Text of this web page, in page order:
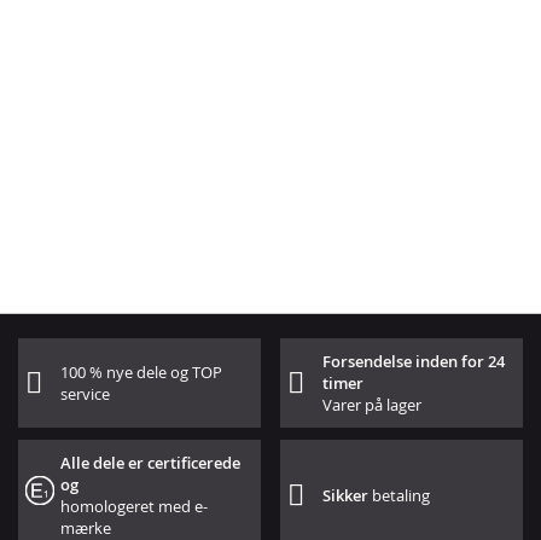
100 % nye dele og TOP
service
Forsendelse inden for 24
timer
Varer på lager
Alle dele er certificerede
og
homologeret med e-
mærke
Sikker betaling